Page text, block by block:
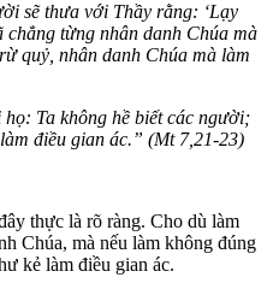
sẽ thưa với Thầy rằng: ‘Lạy
từng nhân danh Chúa mà
quỷ, nhân danh Chúa mà làm
Ta không hề biết các người;
điều gian ác.” (Mt 7,21-23)
thực là rõ ràng. Cho dù làm
Chúa, mà nếu làm không đúng
kẻ làm điều gian ác.